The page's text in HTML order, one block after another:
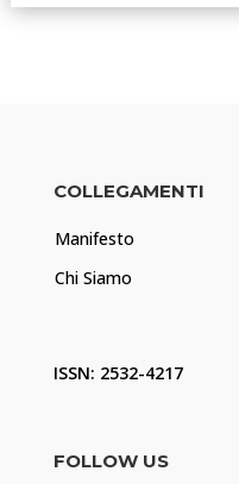
COLLEGAMENTI
Manifesto
Chi Siamo
ISSN: 2532-4217
FOLLOW US